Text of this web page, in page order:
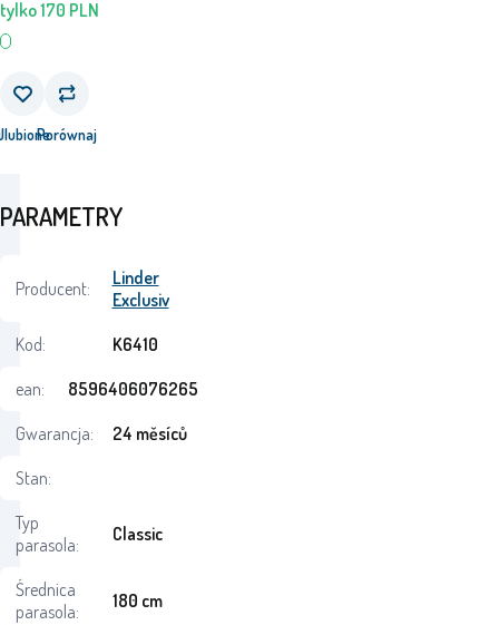
tylko170 PLN
Porównaj
PARAMETRY
Producent:
Linder
Exclusiv
Kod:
K6410
ean:
8596406076265
Gwarancja:
24 měsíců
Stan:
Typ
parasola:
Classic
Średnica
parasola:
180 cm